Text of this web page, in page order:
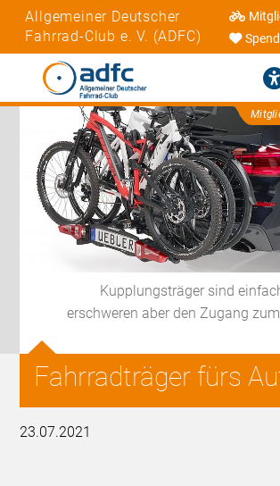
Allgemeiner Deutscher
Fahrrad-Club e. V. (ADFC)
Kupplungsträger sind
erschweren aber den Zugang
Fahrradträger fürs
23.07.2021